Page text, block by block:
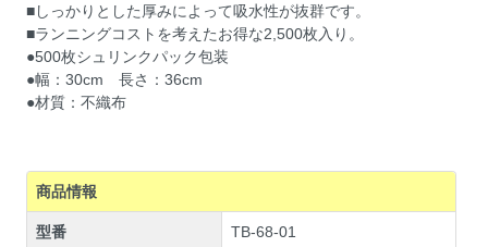
■しっかりとした厚みによって吸水性が抜群です。
■ランニングコストを考えたお得な2,500枚入り。
●500枚シュリンクパック包装
●幅：30cm 長さ：36cm
●材質：不織布
商品情報
型番 TB-68-01